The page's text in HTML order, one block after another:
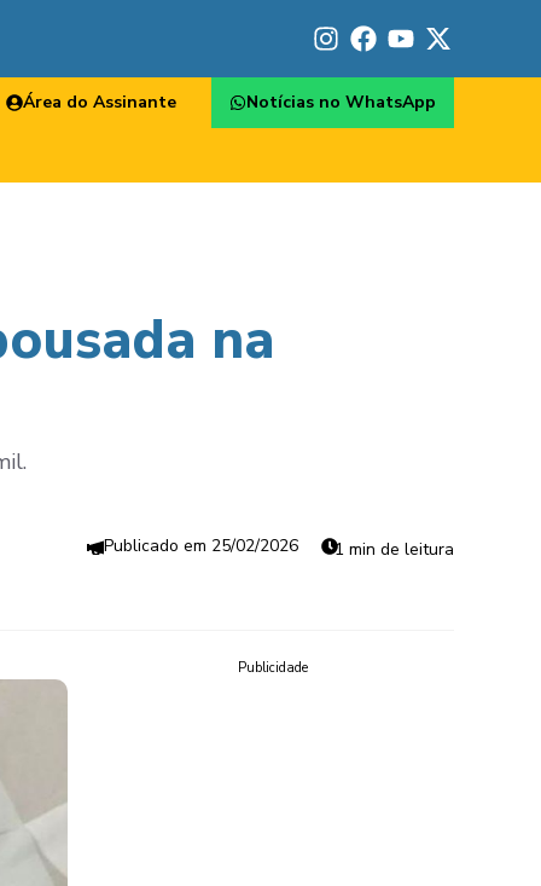
Área do Assinante Notícias no WhatsApp
na
25/02/2026 1 min de leitura
Publicidade